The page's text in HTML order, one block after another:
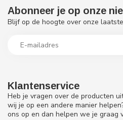
Klantenservice
Heb je vragen over de producten
wij je op een andere manier
ons op en dan helpen we je graag
Abonneer je op onze
Blijf op de hoogte over onze